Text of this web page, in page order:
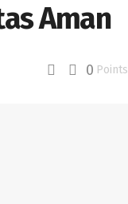
Aman
0 Points